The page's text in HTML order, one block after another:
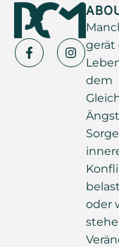
gerät
dem
oder